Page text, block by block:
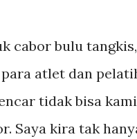
cabor bulu
atlet dan
tidak bisa
Saya kira tak